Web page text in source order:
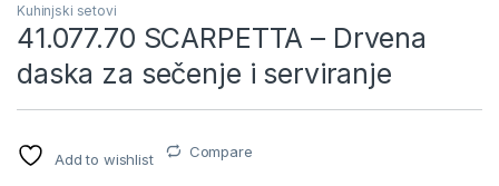
Kuhinjski setovi
41.077.70 SCARPETTA – Drvena
daska za sečenje i serviranje
Add to wishlist Compare